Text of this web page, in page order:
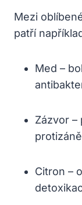
Mezi
patří
Med –
Zázvor –
Citron –